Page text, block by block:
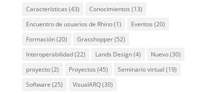
Características (43) Conocimientos (13)
Encuentro de usuarios de Rhino(1) Eventos (20)
Formación(20) Grasshopper(52)
Interoperabilidad(22) Lands Design(4) Nuevo(30)
proyecto(2) Proyectos (45) Seminario virtual (19)
Software (25) VisualARQ(30)